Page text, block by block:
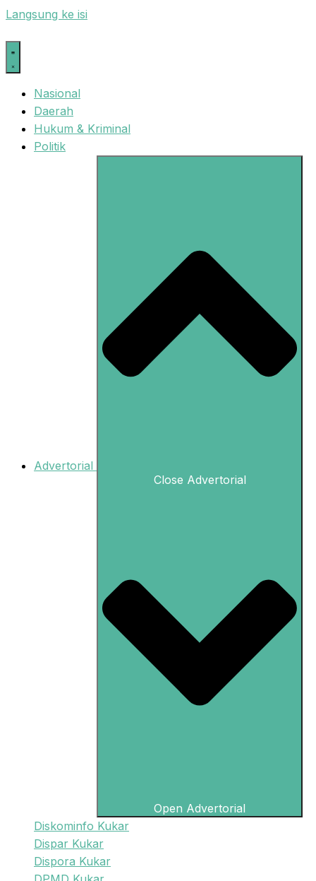
Langsung ke isi
Nasional
Daerah
Hukum & Kriminal
Politik
Advertorial
Close Advertorial
Open Advertorial
Diskominfo Kukar
Dispar Kukar
Dispora Kukar